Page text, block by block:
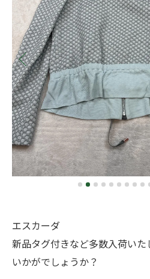
エスカーダ
新品タグ付きなど多数入荷いた
いかがでしょうか？